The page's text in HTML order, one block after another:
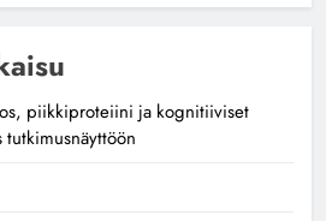
piikkiproteiini ja kognitiiviset
tutkimusnäyttöön